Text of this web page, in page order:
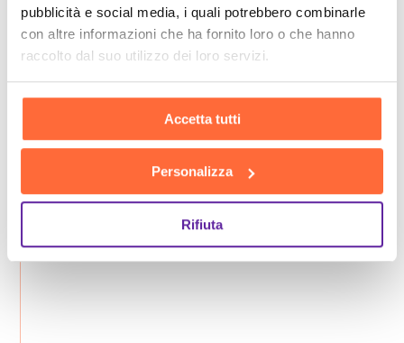
pubblicità e social media, i quali potrebbero combinarle
con altre informazioni che ha fornito loro o che hanno
raccolto dal suo utilizzo dei loro servizi.
Accetta tutti
Personalizza
Rifiuta